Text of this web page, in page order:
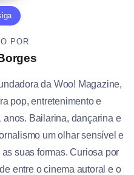
POR
da Woo! Magazine,
pop, entretenimento e
anos. Bailarina, dançarina e
um olhar sensível e
suas formas. Curiosa por
entre o cinema autoral e o